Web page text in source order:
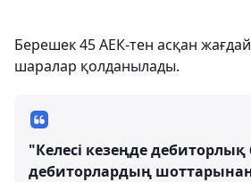
Берешек 45 АЕК-тен асқан
шаралар қолданылады.
"Келесі кезеңде дебиторлық
дебиторлардың шоттарынан